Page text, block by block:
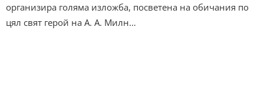
организира голяма изложба, посветена на обичания по
цял свят герой на А. А. Милн…